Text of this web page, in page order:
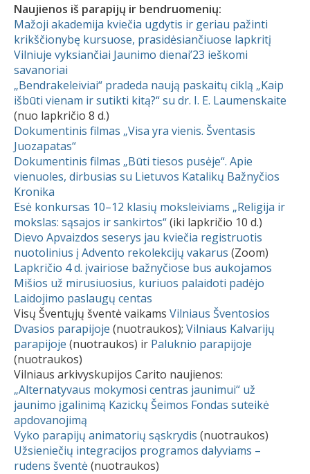
Naujienos iš parapijų ir bendruomenių:
Mažoji akademija kviečia ugdytis ir geriau pažinti
krikščionybę kursuose, prasidėsiančiuose lapkritį
Vilniuje vyksiančiai Jaunimo dienai’23 ieškomi
savanoriai
„Bendrakeleiviai“ pradeda naują paskaitų ciklą „Kaip
išbūti vienam ir sutikti kitą?“ su dr. I. E. Laumenskaite
(nuo lapkričio 8 d.)
Dokumentinis filmas „Visa yra vienis. Šventasis
Juozapatas“
Dokumentinis filmas „Būti tiesos pusėje“. Apie
vienuoles, dirbusias su Lietuvos Katalikų Bažnyčios
Kronika
Esė konkursas 10–12 klasių moksleiviams „Religija ir
mokslas: sąsajos ir sankirtos“(iki lapkričio 10 d.)
Dievo Apvaizdos seserys jau kviečia registruotis
nuotolinius į Advento rekolekcijų vakarus (Zoom)
Lapkričio 4 d. įvairiose bažnyčiose bus aukojamos
Mišios už mirusiuosius, kuriuos palaidoti padėjo
Laidojimo paslaugų centas
Visų Šventųjų šventė vaikams Vilniaus Šventosios
Dvasios parapijoje (nuotraukos); Vilniaus Kalvarijų
parapijoje (nuotraukos) ir Paluknio parapijoje
(nuotraukos)
Vilniaus arkivyskupijos Carito naujienos:
„Alternatyvaus mokymosi centras jaunimui“ už
jaunimo įgalinimą Kazickų Šeimos Fondas suteikė
apdovanojimą
Vyko parapijų animatorių sąskrydis (nuotraukos)
Užsieniečių integracijos programos dalyviams –
rudens šventė(nuotraukos)